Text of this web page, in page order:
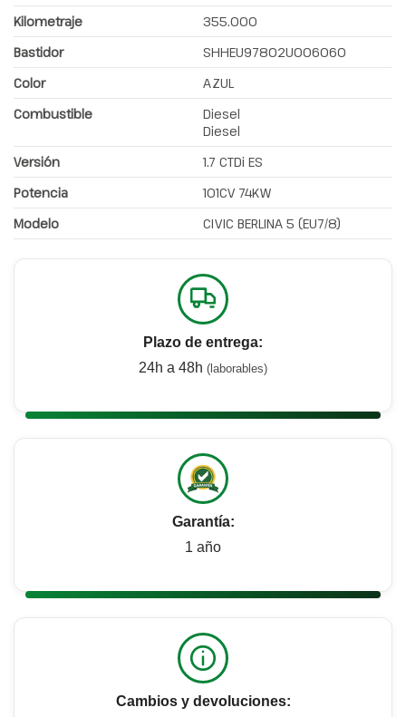
Kilometraje
355.000
Bastidor
SHHEU97802U006060
Color
AZUL
Combustible
Diesel
Diesel
Versión
1.7 CTDi ES
Potencia
101CV 74KW
Modelo
CIVIC BERLINA 5 (EU7/8)
Plazo de entrega:
24h a 48h (laborables)
Garantía:
1 año
Cambios y devoluciones: